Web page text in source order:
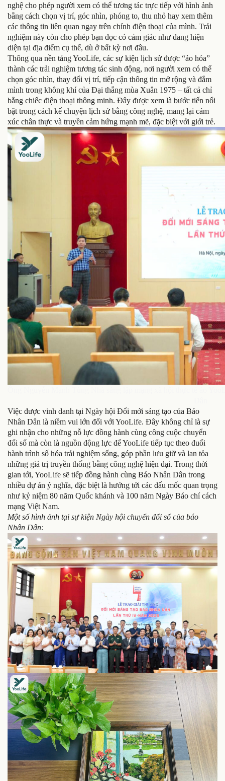
nghệ cho phép người xem có thể tương tác trực tiếp với hình ảnh
bằng cách chọn vị trí, góc nhìn, phóng to, thu nhỏ hay xem thêm
các thông tin liên quan ngay trên chính điện thoại của mình. Trải
nghiệm này còn cho phép bạn đọc có cảm giác như đang hiện
diện tại địa điểm cụ thể, dù ở bất kỳ nơi đâu.
Thông qua nền tảng YooLife, các sự kiện lịch sử được “ảo hóa”
thành các trải nghiệm tương tác sinh động, nơi người xem có thể
chọn góc nhìn, thay đổi vị trí, tiếp cận thông tin mở rộng và đắm
mình trong không khí của Đại thắng mùa Xuân 1975 – tất cả chỉ
bằng chiếc điện thoại thông minh. Đây được xem là bước tiến nổi
bật trong cách kể chuyện lịch sử bằng công nghệ, mang lại cảm
xúc chân thực và truyền cảm hứng mạnh mẽ, đặc biệt với giới trẻ.
Việc được vinh danh tại Ngày hội Đổi mới sáng tạo của Báo
Nhân Dân là niềm vui lớn đối với YooLife. Đây không chỉ là sự
ghi nhận cho những nỗ lực đồng hành cùng công cuộc chuyển
đổi số mà còn là nguồn động lực để YooLife tiếp tục theo đuổi
hành trình số hóa trải nghiệm sống, góp phần lưu giữ và lan tỏa
những giá trị truyền thống bằng công nghệ hiện đại. Trong thời
gian tới, YooLife sẽ tiếp đồng hành cùng Báo Nhân Dân trong
nhiều dự án ý nghĩa, đặc biệt là hướng tới các dấu mốc quan trọng
như kỷ niệm 80 năm Quốc khánh và 100 năm Ngày Báo chí cách
mạng Việt Nam.
Một số hình ảnh tại sự kiện Ngày hội chuyển đổi số của báo
Nhân Dân: